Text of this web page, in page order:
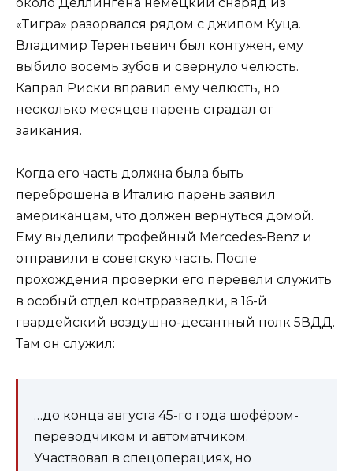
«Тигра» разорвался рядом с джипом Куца.
Владимир Терентьевич был контужен, ему
выбило восемь зубов и свернуло челюсть.
Капрал Риски вправил ему челюсть, но
несколько месяцев парень страдал от
заикания.
Когда его часть должна была быть
переброшена в Италию парень заявил
американцам, что должен вернуться домой.
Ему выделили трофейный Mercedes-Benz и
отправили в советскую часть. После
прохождения проверки его перевели служить
в особый отдел контрразведки, в 16-й
гвардейский воздушно-десантный полк 5ВДД.
Там он служил:
…до конца августа 45-го года шофёром-
переводчиком и автоматчиком.
Участвовал в спецоперациях, но